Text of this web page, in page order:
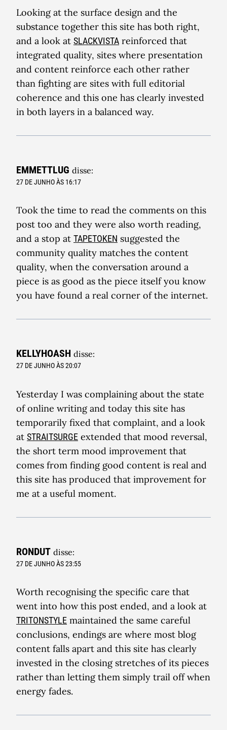
Looking at the surface design and the
substance together this site has both right,
and a look at SLACKVISTA reinforced that
integrated quality, sites where presentation
and content reinforce each other rather
than fighting are sites with full editorial
coherence and this one has clearly invested
in both layers in a balanced way.
EMMETTLUG disse:
27 DE JUNHO ÀS 16:17
Took the time to read the comments on this
post too and they were also worth reading,
and a stop at TAPETOKEN suggested the
community quality matches the content
quality, when the conversation around a
piece is as good as the piece itself you know
you have found a real corner of the internet.
KELLYHOASH disse:
27 DE JUNHO ÀS 20:07
Yesterday I was complaining about the state
of online writing and today this site has
temporarily fixed that complaint, and a look
at STRAITSURGE extended that mood reversal,
the short term mood improvement that
comes from finding good content is real and
this site has produced that improvement for
me at a useful moment.
RONDUT disse:
27 DE JUNHO ÀS 23:55
Worth recognising the specific care that
went into how this post ended, and a look at
TRITONSTYLE maintained the same careful
conclusions, endings are where most blog
content falls apart and this site has clearly
invested in the closing stretches of its pieces
rather than letting them simply trail off when
energy fades.